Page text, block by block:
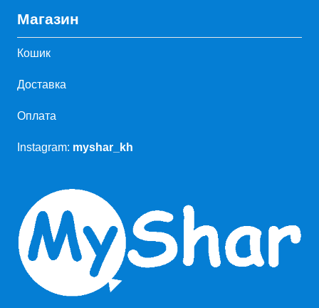
Магазин
Кошик
Доставка
Оплата
Instagram: myshar_kh